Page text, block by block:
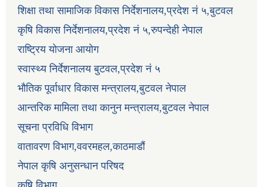
शिक्षा तथा सामाजिक विकास निर्देशनालय,प्रदेश नं ५,बुटवल
कृषि विकास निर्देशनालय,प्रदेश नं ५,रुपन्देही नेपाल
राष्ट्रिय योजना आयोग
स्वास्थ्य निर्देशनालय बुटवल,प्रदेश नं ५
भौतिक पूर्वाधार विकास मन्त्रालय,बुटवल नेपाल
आन्तरिक मामिला तथा कानुन मन्त्रालय,बुटवल नेपाल
सूचना प्रविधि विभाग
वातावरण विभाग,ववरमहल,काठमाडौं
नेपाल कृषि अनुसन्धान परिषद